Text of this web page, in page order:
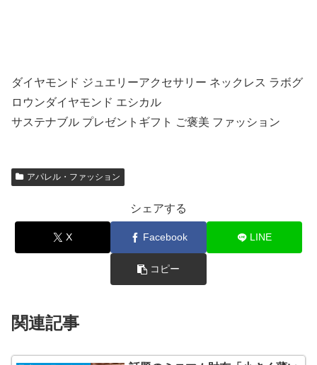
ダイヤモンド ジュエリーアクセサリー ネックレス ラボグ
ロウンダイヤモンド エシカル
サステナブル プレゼントギフト ご褒美 ファッション
アパレル・ファッション
シェアする
X Facebook LINE
コピー
関連記事